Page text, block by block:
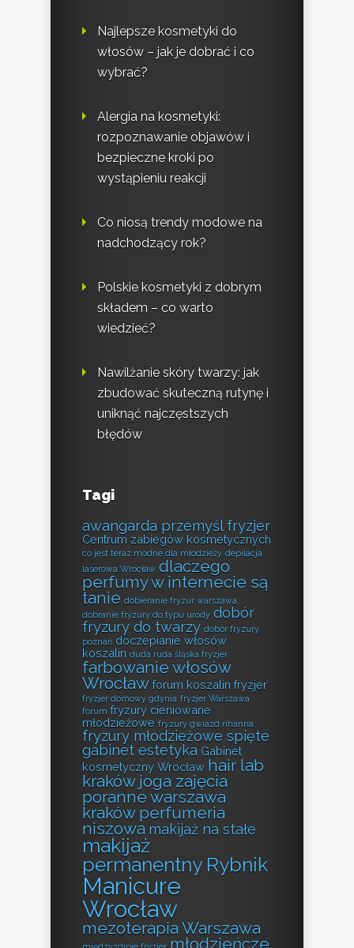
Najlepsze kosmetyki do
włosów – jak je dobrać i co
wybrać?
Alergia na kosmetyki:
rozpoznawanie objawów i
bezpieczne kroki po
wystąpieniu reakcji
Co niosą trendy modowe na
nadchodzący rok?
Polskie kosmetyki z dobrym
składem – co warto
wiedzieć?
Nawilżanie skóry twarzy: jak
zbudować skuteczną rutynę i
uniknąć najczęstszych
błędów
Tagi
awangarda przemyśl fryzjer
Centrum zabiegów kosmetycznych
co jest teraz modne dla młodzieży depilacja
laserowa Wrocław dlaczego
perfumy w internecie są
tanie dobieranie fryzur warszawa
dobranie fryzury do typu urody dobór
fryzury do twarzy dobór fryzury
poznań doczepianie włosów
koszalin duda ruda śląska fryzjer
farbowanie włosów
Wrocław forum koszalin fryzjer
fryzjer domowy gdynia fryzjer Warszawa
forum fryzury cieniowane
młodzieżowe fryzury gwiazd rihanna
fryzury młodzieżowe spięte
gabinet estetyka Gabinet
kosmetyczny Wrocław hair lab
kraków joga zajęcia
poranne warszawa
kraków perfumeria
niszowa makijaż na stałe
makijaż
permanentny Rybnik
Manicure
Wrocław
mezoterapia Warszawa
młodzieńcze